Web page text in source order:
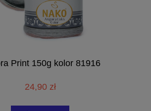
Print 150g kolor 81916
24,90 zł